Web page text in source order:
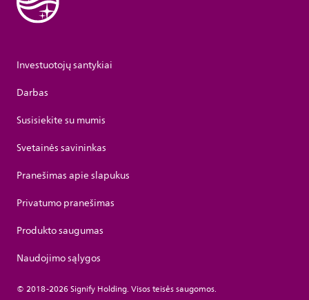
Investuotojų santykiai
Darbas
Susisiekite su mumis
Svetainės savininkas
Pranešimas apie slapukus
Privatumo pranešimas
Produkto saugumas
Naudojimo sąlygos
© 2018-2026 Signify Holding. Visos teisės saugomos.